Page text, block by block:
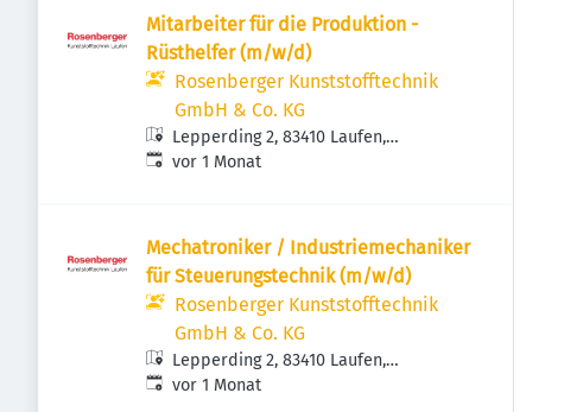
Mitarbeiter für die Produktion -
Rüsthelfer (m/w/d)
Rosenberger Kunststofftechnik
GmbH & Co. KG
Lepperding 2, 83410 Laufen,
Deutschland
Veröffentlicht:
vor 1 Monat
Mechatroniker / Industriemechaniker
für Steuerungstechnik (m/w/d)
Rosenberger Kunststofftechnik
GmbH & Co. KG
Lepperding 2, 83410 Laufen,
Deutschland
Veröffentlicht:
vor 1 Monat